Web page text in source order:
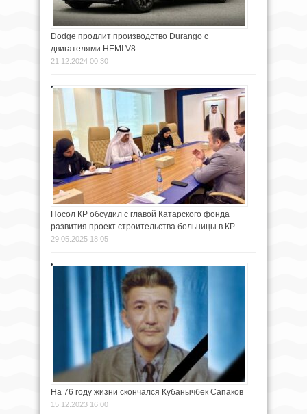
Dodge продлит производство Durango с
двигателями HEMI V8
21.12.2024 00:30
Посол КР обсудил с главой Катарского фонда
развития проект строительства больницы в КР
29.05.2025 18:05
На 76 году жизни скончался Кубанычбек Сапаков
15.12.2023 16:00